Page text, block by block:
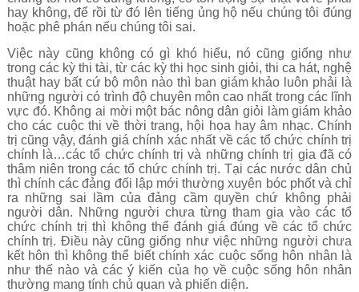
hay không, để rồi từ đó lên tiếng ủng hộ nếu chúng tôi đúng
hoặc phê phán nếu chúng tôi sai.
Việc này cũng không có gì khó hiểu, nó cũng giống như
trong các kỳ thi tài, từ các kỳ thi học sinh giỏi, thi ca hát, nghệ
thuật hay bất cứ bộ môn nào thì ban giám khảo luôn phải là
những người có trình độ chuyên môn cao nhất trong các lĩnh
vực đó. Không ai mời một bác nông dân giỏi làm giám khảo
cho các cuộc thi về thời trang, hội họa hay âm nhạc. Chính
trị cũng vậy, đánh giá chính xác nhất về các tổ chức chính trị
chính là…các tổ chức chính trị và những chính trị gia đã có
thâm niên trong các tổ chức chính trị. Tại các nước dân chủ
thì chính các đảng đối lập mới thường xuyên bóc phốt và chỉ
ra những sai lầm của đảng cầm quyền chứ không phải
người dân. Những người chưa từng tham gia vào các tổ
chức chính trị thì không thể đánh giá đúng về các tổ chức
chính trị. Điều này cũng giống như việc những người chưa
kết hôn thì không thể biết chính xác cuộc sống hôn nhân là
như thế nào và các ý kiến của họ về cuộc sống hôn nhân
thường mang tính chủ quan và phiến diện.